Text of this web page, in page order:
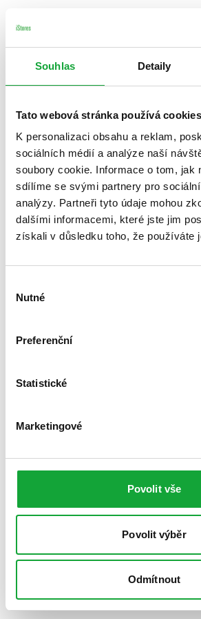
Souhlas Detaily
Tato webová stránka používá cookies
K personalizaci obsahu a reklam,
sociálních médií a analýze naší
soubory cookie. Informace o tom, jak
sdílíme se svými partnery pro
analýzy. Partneři tyto údaje mohou
dalšími informacemi, které jste jim
získali v důsledku toho, že používáte
souhlasu
Nutné
Preferenční
Statistické
Marketingové
Povolit vše
Povolit výběr
Odmítnout